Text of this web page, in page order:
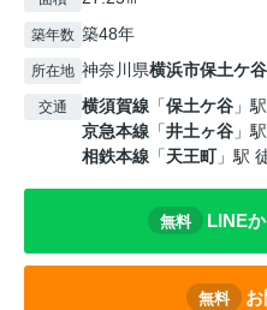
築年数 築48年
所在地 神奈川県横浜市保土ケ
交通 横須賀線 「保土ケ谷 」
京急本線 「井土ヶ谷 」
相鉄本線 「天王町」駅
無料 LINE
無料